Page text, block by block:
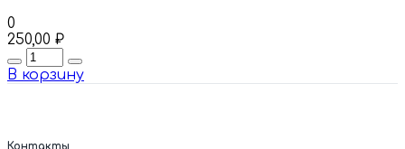
0
250,00 ₽
Quantity
В корзину